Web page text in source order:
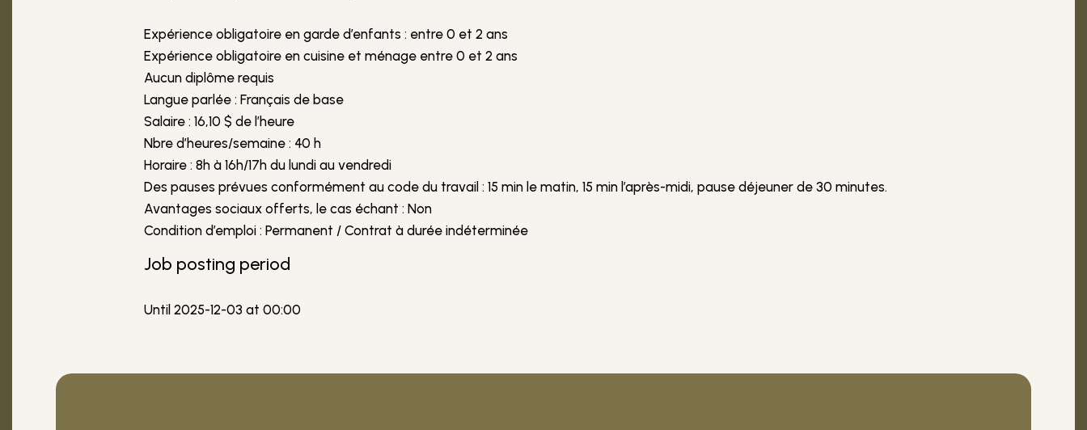
Expérience obligatoire en garde d’enfants : entre 0 et 2 ans
Expérience obligatoire en cuisine et ménage entre 0 et 2 ans
Aucun diplôme requis
Langue parlée : Français de base
Salaire : 16,10 $ de l’heure
Nbre d’heures/semaine : 40 h
Horaire : 8h à 16h/17h du lundi au vendredi
Des pauses prévues conformément au code du travail : 15 min le matin, 15 min l’après-midi, pause déjeuner de 30 minutes.
Avantages sociaux offerts, le cas échant : Non
Condition d’emploi : Permanent / Contrat à durée indéterminée
Job posting period
Until 2025-12-03 at 00:00